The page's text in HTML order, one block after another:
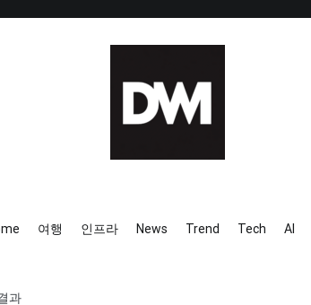
여행 인프라 News Trend Tech AI
과